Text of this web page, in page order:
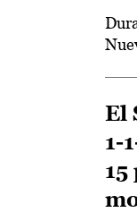
El
1-
15